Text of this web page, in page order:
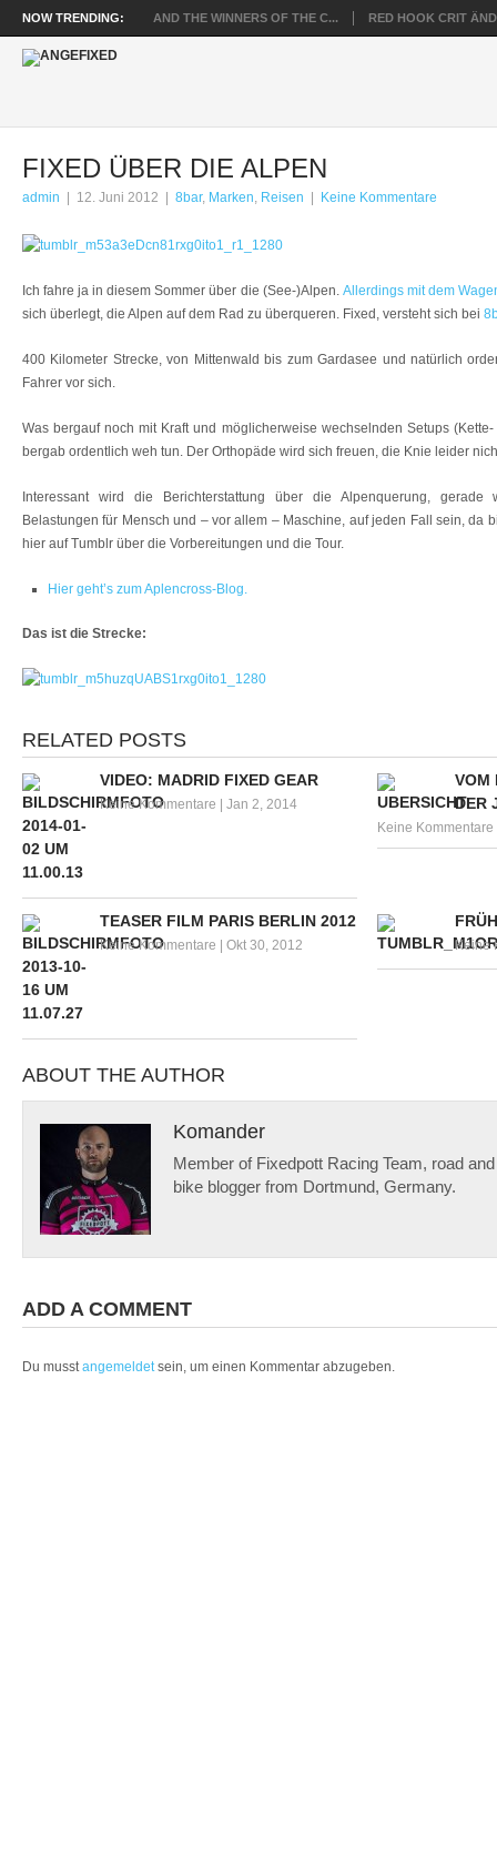
NOW TRENDING: AND THE WINNERS OF THE C... RED HOOK CRIT
FIXED ÜBER DIE ALPEN
admin 12. Juni 2012 8bar, Marken, Reisen Keine Kommentare
Ich fahre ja in diesem Sommer über die (See-)Alpen. Allerdings mit dem
sich überlegt, die Alpen auf dem Rad zu überqueren. Fixed, versteht sich bei
400 Kilometer Strecke, von Mittenwald bis zum Gardasee und natürlich
Fahrer vor sich.
Was bergauf noch mit Kraft und möglicherweise wechselnden Setups
bergab ordentlich weh tun. Der Orthopäde wird sich freuen, die Knie leider
Interessant wird die Berichterstattung über die Alpenquerung, gerade
Belastungen für Mensch und – vor allem – Maschine, auf jeden Fall sein, da
hier auf Tumblr über die Vorbereitungen und die Tour.
Hier geht’s zum Aplencross-Blog.
Das ist die Strecke:
RELATED POSTS
VIDEO: MADRID FIXED GEAR
Keine Kommentare | Jan 2, 2014
VOM
DER
Keine Kommentare
TEASER FILM PARIS BERLIN 2012
Keine Kommentare | Okt 30, 2012 Keine
ABOUT THE AUTHOR
Komander
Member of Fixedpott Racing Team, road
bike blogger from Dortmund, Germany.
ADD A COMMENT
Du musstangemeldetsein, um einen Kommentar abzugeben.